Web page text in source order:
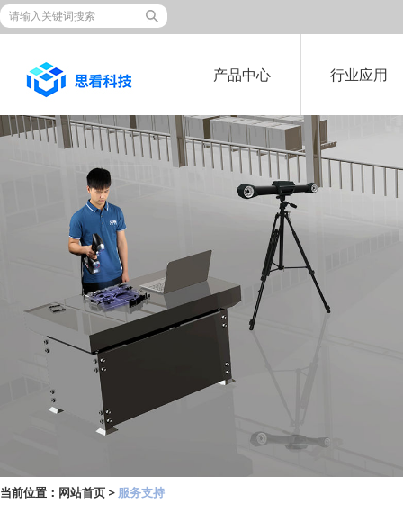
产品中心 行业应用
当前位置： 网站首页 > 服务支持